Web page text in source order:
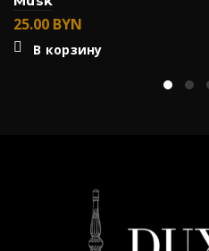
25.00 BYN
В корзину